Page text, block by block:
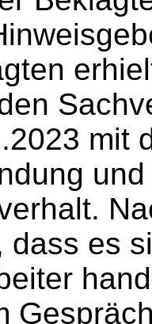
mit
dass es